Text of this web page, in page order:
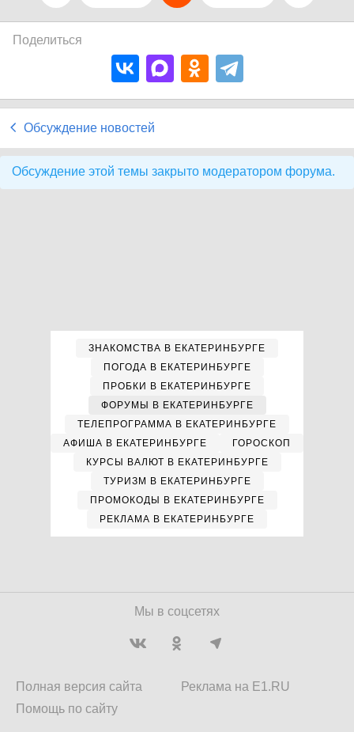
Поделиться
Обсуждение новостей
Обсуждение этой темы закрыто модератором форума.
ЗНАКОМСТВА В ЕКАТЕРИНБУРГЕ
ПОГОДА В ЕКАТЕРИНБУРГЕ
ПРОБКИ В ЕКАТЕРИНБУРГЕ
ФОРУМЫ В ЕКАТЕРИНБУРГЕ
ТЕЛЕПРОГРАММА В ЕКАТЕРИНБУРГЕ
АФИША В ЕКАТЕРИНБУРГЕ
ГОРОСКОП
КУРСЫ ВАЛЮТ В ЕКАТЕРИНБУРГЕ
ТУРИЗМ В ЕКАТЕРИНБУРГЕ
ПРОМОКОДЫ В ЕКАТЕРИНБУРГЕ
РЕКЛАМА В ЕКАТЕРИНБУРГЕ
Мы в соцсетях
Полная версия сайта
Помощь по сайту
Реклама на E1.RU